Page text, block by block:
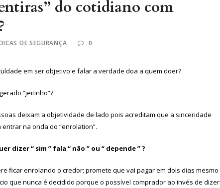
do cotidiano com
DE SEGURANÇA 0
em ser objetivo e falar a verdade doa a quem doer?
“jeitinho”?
deixam a objetividade de lado pois acreditam que a sinceridade
na onda do “enrolation”.
dizer “ sim ” fala “ não ” ou “ depende ” ?
ficar enrolando o credor; promete que vai pagar em dois dias mesmo
que nunca é decidido porque o possível comprador ao invés de dizer